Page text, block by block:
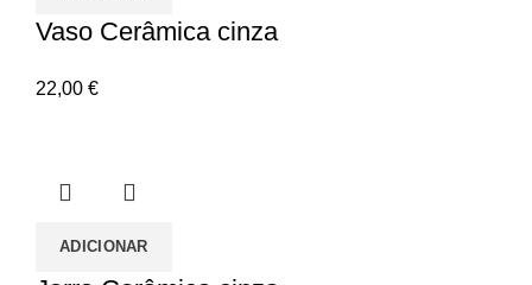
Vaso Cerâmica cinza
22,00 €
ADICIONAR